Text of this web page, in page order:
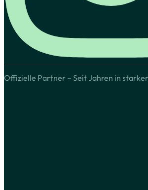
Offizielle Partner – Seit Jahren in